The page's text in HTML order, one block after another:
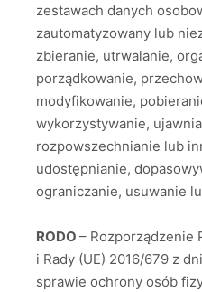
zestawach danych
zautomatyzowany lub
zbieranie, utrwalanie,
porządkowanie,
modyfikowanie,
wykorzystywanie,
rozpowszechnianie lub
udostępnianie,
ograniczanie, usuwanie
RODO – Rozporządzenie
i Rady (UE) 2016/679 z
sprawie ochrony osób